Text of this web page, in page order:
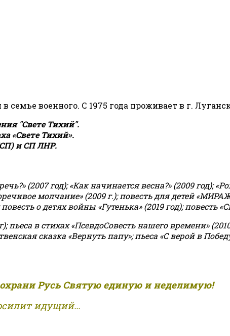
в семье военного. С 1975 года проживает в г.
"Свете Тихий".
«Свете Тихий».
и СП ЛНР.
(2007 год); «Как начинается весна?» (2009 год);
молчание» (2009 г.); повесть для детей
о детях войны «Гутенька» (2019 год); повесть
в стихах «ПсевдоСовесть нашего времени»
сказка «Вернуть папу»; пьеса «С верой в
Русь Святую единую и неделимую!
идущий...